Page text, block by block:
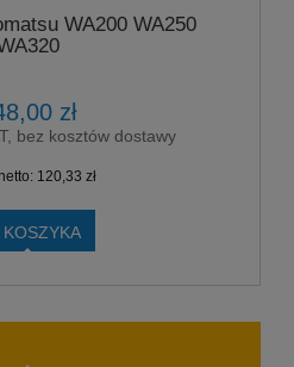
WA200 WA250
zł
bez kosztów dostawy
120,33 zł
KOSZYKA